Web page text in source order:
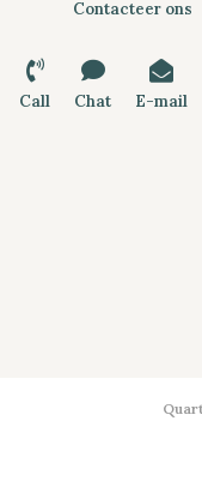
Contacteer ons
Call Chat E-mail